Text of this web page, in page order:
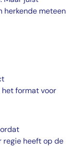
herkende meteen
format voor
regie heeft op de